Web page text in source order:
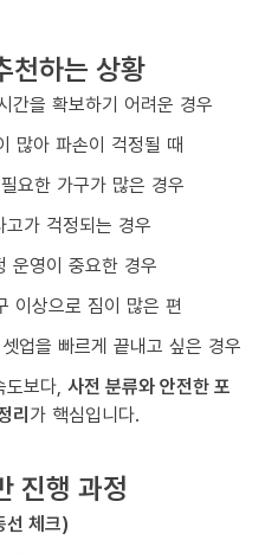
천하는 상황
간을 확보하기 어려운 경우
많아 파손이 걱정될 때
요한 가구가 많은 경우
가 걱정되는 경우
운영이 중요한 경우
이상으로 짐이 많은 편
업을 빠르게 끝내고 싶은 경우
도보다, 사전 분류와 안전한 포
리가 핵심입니다.
진행 과정
선 체크)